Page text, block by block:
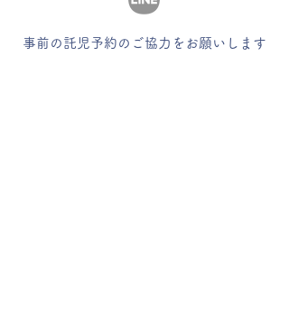
事前の託児予約のご協力をお願いします